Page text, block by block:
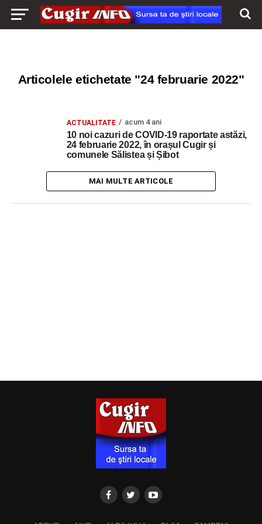
Articolele etichetate "24 februarie 2022"
ACTUALITATE acum 4 ani
10 noi cazuri de COVID-19 raportate astăzi,
24 februarie 2022, în orașul Cugir și
comunele Sălistea și Șibot
MAI MULTE ARTICOLE